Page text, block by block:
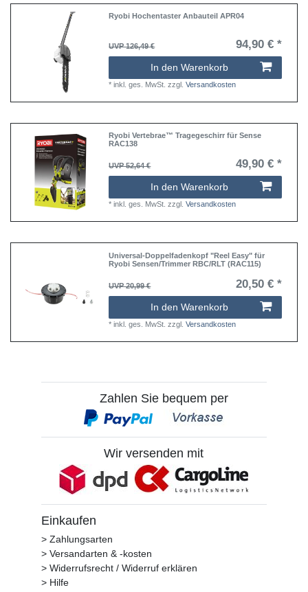
Ryobi Hochentaster Anbauteil APR04
UVP 126,49 € 94,90 € *
In den Warenkorb
*inkl. ges. MwSt. zzgl.Versandkosten
Ryobi Vertebrae™ Tragegeschirr für Sense
RAC138
UVP 52,64 € 49,90 € *
In den Warenkorb
*inkl. ges. MwSt. zzgl.Versandkosten
Universal-Doppelfadenkopf "Reel Easy" für
Ryobi Sensen/Trimmer RBC/RLT (RAC115)
UVP 20,99 € 20,50 € *
In den Warenkorb
*inkl. ges. MwSt. zzgl.Versandkosten
Zahlen Sie bequem per
Wir versenden mit
Einkaufen
> Zahlungsarten
> Versandarten & -kosten
> Widerrufsrecht / Widerruf erklären
> Hilfe